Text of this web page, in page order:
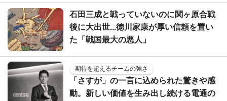
石田三成と戦っていないのに関ヶ原合戦
後に大出世...徳川家康が厚い信頼を置い
た「戦国最大の悪人」
期待を超えるチームの強さ
「さすが」の一言に込められた驚きや感
動。新しい価値を生み出し続ける電通の